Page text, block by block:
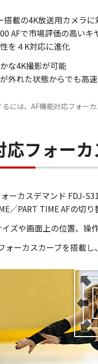
搭載の4K放送用カメラに
AFで市場評価の高い
を４K対応に進化
な4K撮影が可能
外れた状態からでも高
には、AF機能対応フォーカ
応フォー
ーカスデマンド FDJ-
／PART TIME AFの切
イズや画面上の位置、操
ォーカスカーブを搭載